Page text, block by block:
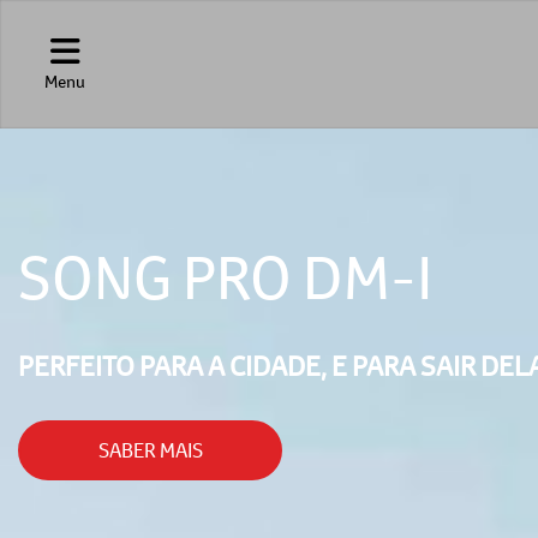
Menu
SONG PRO DM-I
PERFEITO PARA A CIDADE, E PARA SAIR
SABER MAIS